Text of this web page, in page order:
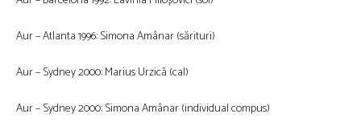
Aur – Atlanta 1996: Simona Amânar (sărituri)
Aur – Sydney 2000: Marius Urzică (cal)
Aur – Sydney 2000: Simona Amânar (individual compus)